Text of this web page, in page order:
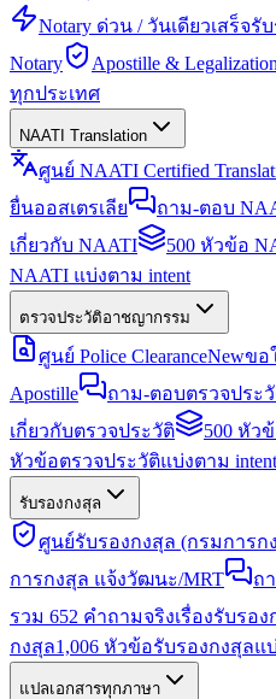
Notary ด่วน / วันเดียวเสร็จรั
Notary
Apostille & Legalization
ทุกประเทศ
NAATI Translation
ศูนย์ NAATI Certified
ยื่นออสเตรเลีย
ถาม-ตอบ
เกี่ยวกับ NAATI
500 หัวข้อ
NAATI แบ่งตาม intent
ตรวจประวัติอาชญากรรม
ศูนย์ Police ClearanceNewขอ
Apostille
ถาม-ตอบตรวจประ
เกี่ยวกับตรวจประวัติ
500 หัว
หัวข้อตรวจประวัติแบ่งตาม intent
รับรองกงสุล
ศูนย์รับรองกงสุล (กรมการก
การกงสุล แจ้งวัฒนะ/MRT
ถ
รวม 652 คำถามจริงเรื่องรับรอง
กงสุล1,006 หัวข้อรับรองกงสุลแ
แปลเอกสารทุกภาษา